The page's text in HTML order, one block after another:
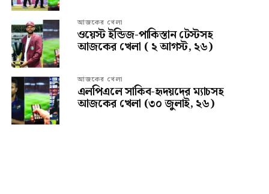
আজকের খেলা
ওয়েস্ট ইন্ডিজ-পাকিস্তান টেস্টসহ
আজকের খেলা ( ২ আগস্ট, ২৬)
আজকের খেলা
এলপিএলে সাকিব-হৃদয়দের ম্যাচসহ
আজকের খেলা (৩০ জুলাই, ২৬)